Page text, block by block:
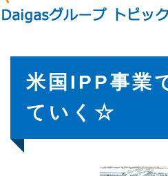
米国IPP事業
ていく☆